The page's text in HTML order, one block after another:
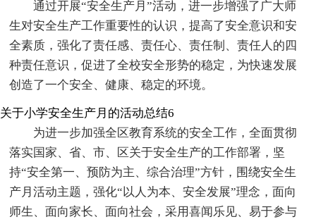
通过开展“安全生产月”活动，进一步增强了广大师
生对安全生产工作重要性的认识，提高了安全意识和安
全素质，强化了责任感、责任心、责任制、责任人的四
种责任意识，促进了全校安全形势的稳定，为快速发展
创造了一个安全、健康、稳定的环境。
关于小学安全生产月的活动总结6
为进一步加强全区教育系统的安全工作，全面贯彻
落实国家、省、市、区关于安全生产的工作部署，坚
持“安全第一、预防为主、综合治理”方针，围绕安全生
产月活动主题，强化“以人为本、安全发展”理念，面向
师生、面向家长、面向社会，采用喜闻乐见、易于参与